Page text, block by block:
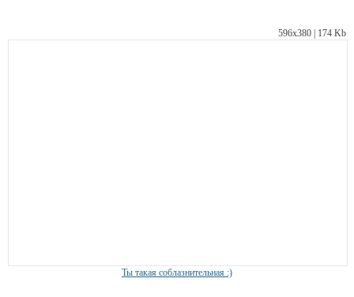
596х380 | 174 Kb
Ты такая соблазнительная :)